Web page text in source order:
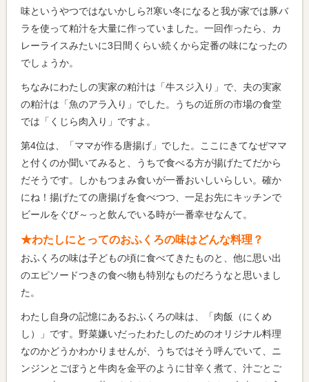
味というやつではないかしら⁈寒い冬になると我が家では豚バ
ラを使って粕汁を大量に作っていました。一回作ったら、カ
レーライスみたいに3日間くらい続くから定番の味になったの
でしょうか。
ちなみにわたしの実家の粕汁は「牛スジ入り」で、夫の実家
の粕汁は「魚のアラ入り」でした。うちの近所の市場の食堂
では「くじら肉入り」ですよ。
第4位は、「ママが作る唐揚げ」でした。ここにきてなぜママ
と付くのか聞いてみると、うちで食べる方が揚げたてだから
だそうです。しかもつまみ食いが一番おいしいらしい。確か
にね！揚げたての唐揚げを食べつつ、一足お先にキッチンで
ビールをぐび～っと飲んでいる時が一番幸せなんて。
★わたしにとってのおふくろの味はどんな料理？
おふくろの味は子どもの頃に食べてきたものと、他に思い出
のエピソードつきの食べ物も特別なものだろうなと思いまし
た。
わたし自身の記憶にあるおふくろの味は、「肉飯（にくめ
し）」です。野菜嫌いだったわたしのためのオリジナル料理
なのかどうかわかりませんが、うちではそう呼んでいて、ニ
ンジンとごぼうと牛肉を金平のように甘辛く煮て、汁ごとご